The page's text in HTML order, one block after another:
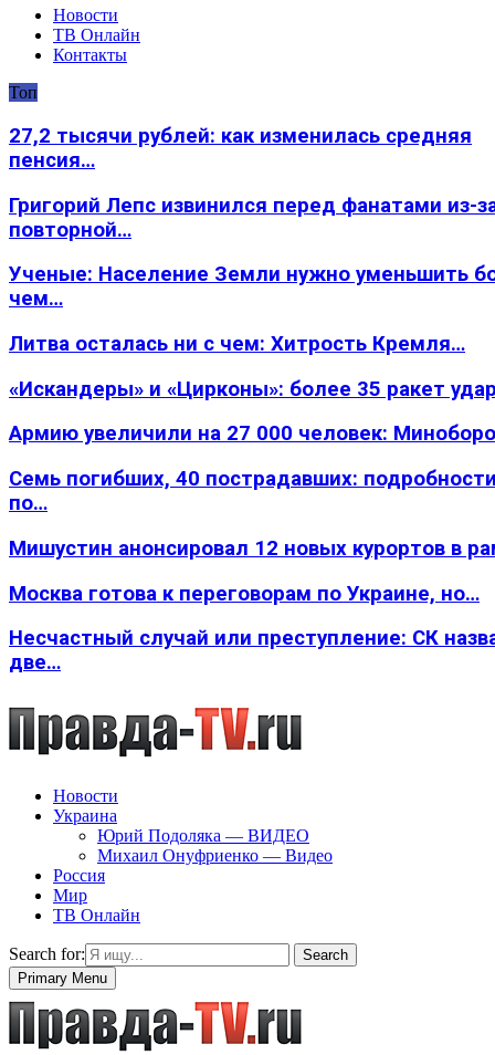
Новости
ТВ Онлайн
Контакты
Топ
27,2 тысячи рублей: как изменилась средняя
пенсия…
Григорий Лепс извинился перед фанатами из-
повторной…
Ученые: Население Земли нужно уменьшить
чем…
Литва осталась ни с чем: Хитрость Кремля…
«Искандеры» и «Цирконы»: более 35 ракет
Армию увеличили на 27 000 человек:
Семь погибших, 40 пострадавших:
по…
Мишустин анонсировал 12 новых курортов в
Москва готова к переговорам по Украине, но…
Несчастный случай или преступление: СК
две…
Новости
Украина
Юрий Подоляка — ВИДЕО
Михаил Онуфриенко — Видео
Россия
Мир
ТВ Онлайн
Search for:
Search
Primary Menu